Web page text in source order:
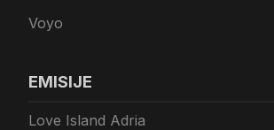
Voyo
EMISIJE
Love Island Adria